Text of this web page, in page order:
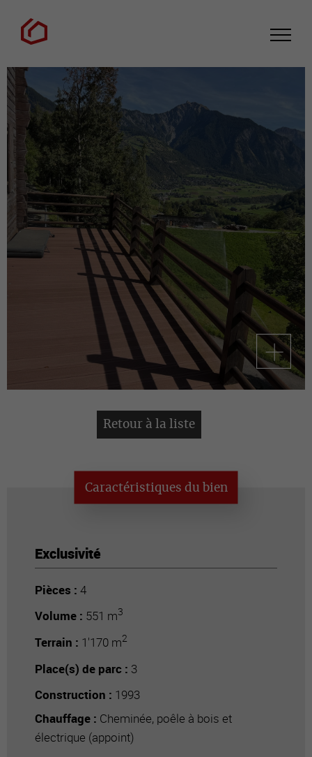
Retour à la liste
Caractéristiques du bien
Exclusivité
Pièces : 4
Volume : 551 m3
Terrain : 1'170 m2
Place(s) de parc : 3
Construction : 1993
Chauffage : Cheminée, poêle à bois et
électrique (appoint)